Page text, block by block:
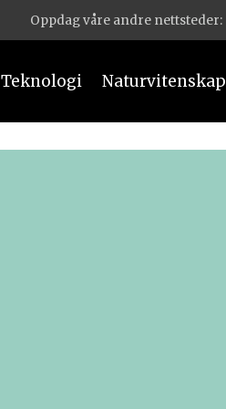
Oppdag våre andre nettsteder:
Teknologi Naturvitenskap